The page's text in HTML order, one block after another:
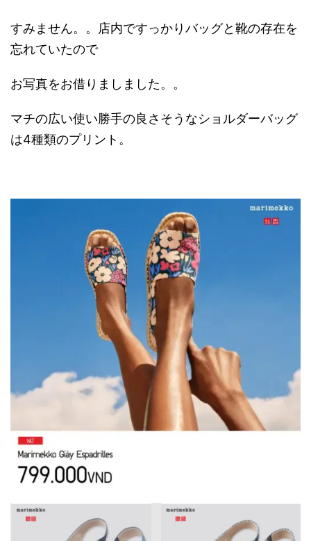
すみません。。店内ですっかりバッグと靴の存在を
忘れていたので
お写真をお借りましました。。
マチの広い使い勝手の良さそうなショルダーバッグ
は4種類のプリント。